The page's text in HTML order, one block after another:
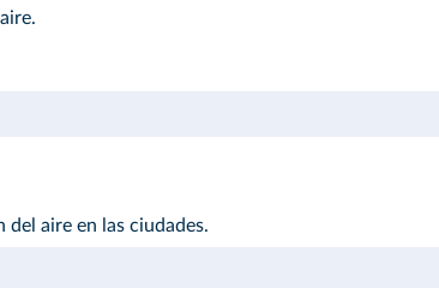
aire.
aire en las ciudades.